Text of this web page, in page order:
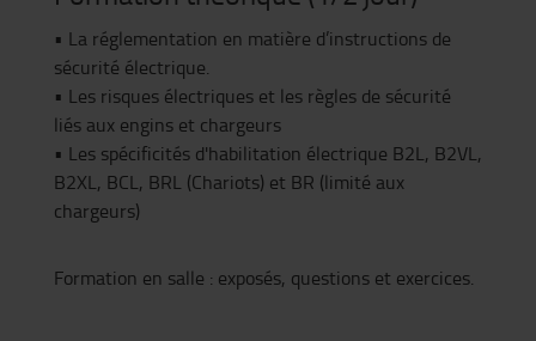
• La réglementation en matière d’instructions de
sécurité électrique.
• Les risques électriques et les règles de sécurité
liés aux engins et chargeurs
• Les spécificités d'habilitation électrique B2L, B2VL,
B2XL, BCL, BRL (Chariots) et BR (limité aux
chargeurs)
Formation en salle : exposés, questions et exercices.